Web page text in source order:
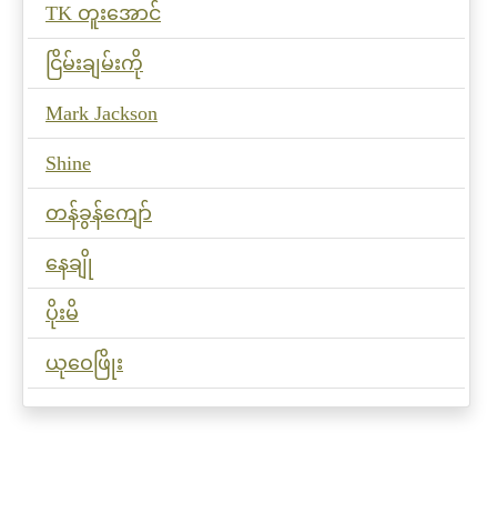
TK တူးအောင်
ငြိမ်းချမ်းကို
Mark Jackson
Shine
တန်ခွန်ကျော်
နေချို
ပိုးမိ
ယုဝေဖြိုး